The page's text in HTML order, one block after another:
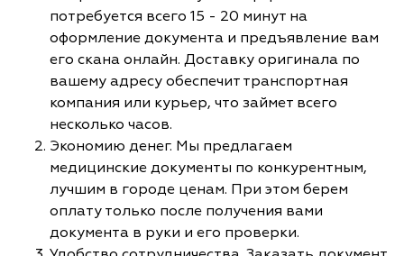
потребуется всего 15 - 20 минут на
оформление документа и предъявление вам
его скана онлайн. Доставку оригинала по
вашему адресу обеспечит транспортная
компания или курьер, что займет всего
несколько часов.
Экономию денег. Мы предлагаем
медицинские документы по конкурентным,
лучшим в городе ценам. При этом берем
оплату только после получения вами
документа в руки и его проверки.